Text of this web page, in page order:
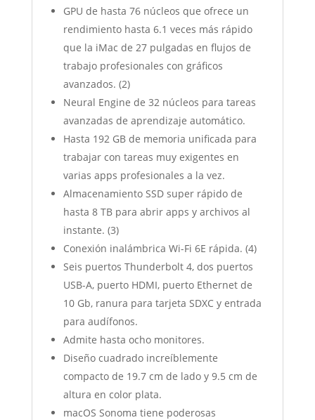
GPU de hasta 76 núcleos que ofrece un
rendimiento hasta 6.1 veces más rápido
que la iMac de 27 pulgadas en flujos de
trabajo profesionales con gráficos
avanzados. (2)
Neural Engine de 32 núcleos para tareas
avanzadas de aprendizaje automático.
Hasta 192 GB de memoria unificada para
trabajar con tareas muy exigentes en
varias apps profesionales a la vez.
Almacenamiento SSD super rápido de
hasta 8 TB para abrir apps y archivos al
instante. (3)
Conexión inalámbrica Wi-Fi 6E rápida. (4)
Seis puertos Thunderbolt 4, dos puertos
USB-A, puerto HDMI, puerto Ethernet de
10 Gb, ranura para tarjeta SDXC y entrada
para audífonos.
Admite hasta ocho monitores.
Diseño cuadrado increíblemente
compacto de 19.7 cm de lado y 9.5 cm de
altura en color plata.
macOS Sonoma tiene poderosas